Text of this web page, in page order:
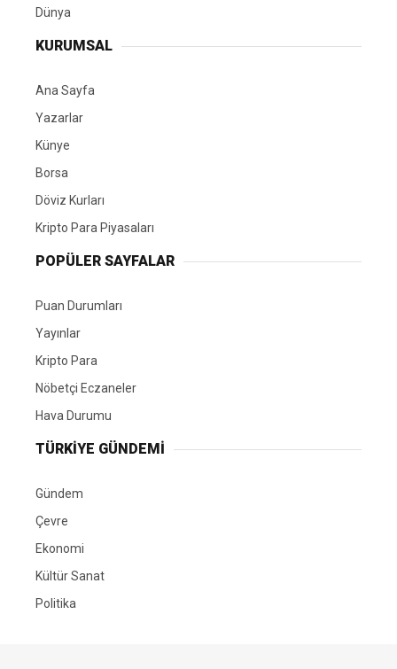
Dünya
KURUMSAL
Ana Sayfa
Yazarlar
Künye
Borsa
Döviz Kurları
Kripto Para Piyasaları
POPÜLER SAYFALAR
Puan Durumları
Yayınlar
Kripto Para
Nöbetçi Eczaneler
Hava Durumu
TÜRKIYE GÜNDEMI
Gündem
Çevre
Ekonomi
Kültür Sanat
Politika